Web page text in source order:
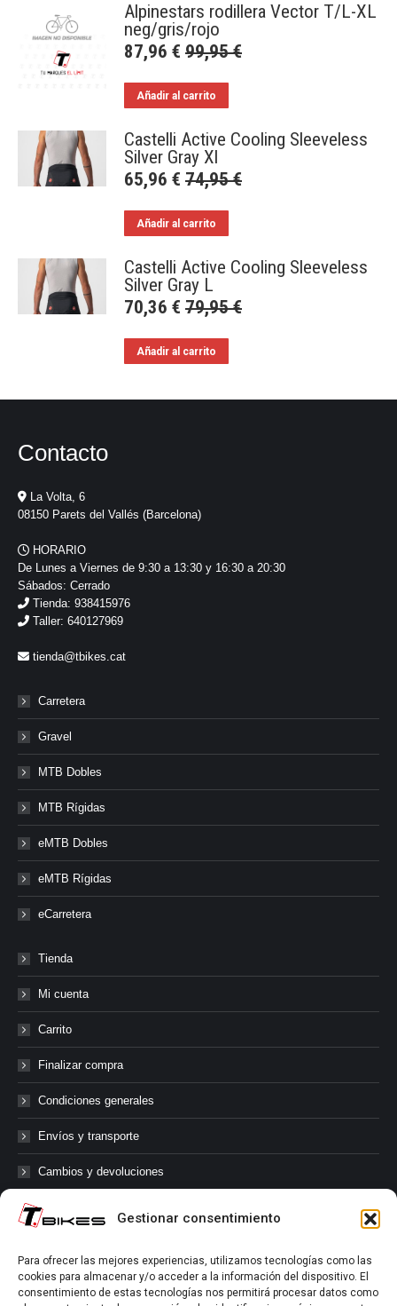
Gestionar consentimiento
Para ofrecer las mejores experiencias, utilizamos tecnologías como las
cookies para almacenar y/o acceder a la información del dispositivo. El
consentimiento de estas tecnologías nos permitirá procesar datos como
Alpinestars rodillera Vector T/L-XL
neg/gris/rojo
87,96 € 99,95€
Añadir al carrito
Castelli Active Cooling Sleeveless
Silver Gray Xl
65,96 € 74,95€
Añadir al carrito
Castelli Active Cooling Sleeveless
Silver Gray L
70,36 € 79,95€
Añadir al carrito
Contacto
La Volta, 6
08150 Parets del Vallés (Barcelona)
HORARIO
De Lunes a Viernes de 9:30 a 13:30 y 16:30 a 20:30
Sábados: Cerrado
Tienda: 938415976
Taller: 640127969
tienda@tbikes.cat
Carretera
Gravel
MTB Dobles
MTB Rígidas
eMTB Dobles
eMTB Rígidas
eCarretera
Tienda
Mi cuenta
Carrito
Finalizar compra
Condiciones generales
Envíos y transporte
Cambios y devoluciones
@tbikes.cat #tbikes
Síguenos en las redes sociales de Tbikes, mantente informado de
nuestras novedades, productos, salidas en grupo, ofertas, sorteos ...